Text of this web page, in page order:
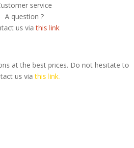
service
A question ?
us viathis link
at the best prices. Do not hesitate to
us viathis link.